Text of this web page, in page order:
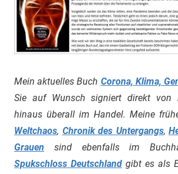
Mein aktuelles Buch Corona, Klima,
Sie auf Wunsch signiert direkt von
hinaus überall im Handel. Meine
Weltchaos, Chronik des Untergangs,
Grauen sind ebenfalls im
Spukschloss Deutschland gibt es als